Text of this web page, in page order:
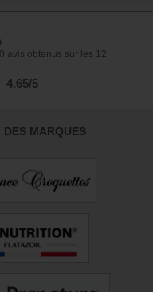
avis obtenus sur les 12
4.65/5
MARQUES